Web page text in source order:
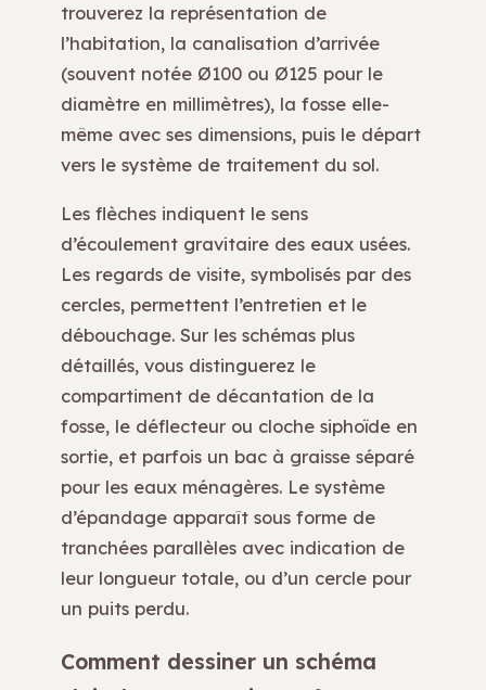
trouverez la représentation de
l’habitation, la canalisation d’arrivée
(souvent notée Ø100 ou Ø125 pour le
diamètre en millimètres), la fosse elle-
même avec ses dimensions, puis le départ
vers le système de traitement du sol.
Les flèches indiquent le sens
d’écoulement gravitaire des eaux usées.
Les regards de visite, symbolisés par des
cercles, permettent l’entretien et le
débouchage. Sur les schémas plus
détaillés, vous distinguerez le
compartiment de décantation de la
fosse, le déflecteur ou cloche siphoïde en
sortie, et parfois un bac à graisse séparé
pour les eaux ménagères. Le système
d’épandage apparaît sous forme de
tranchées parallèles avec indication de
leur longueur totale, ou d’un cercle pour
un puits perdu.
Comment dessiner un schéma